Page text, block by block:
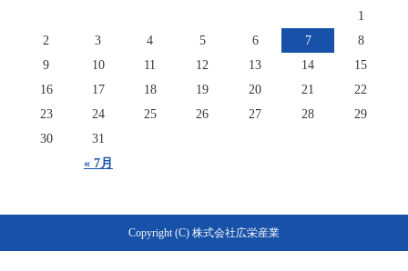
« 7月
1
2
3 4 5 6 7
8
9
10 11 12 13 14
15
16
17 18 19 20 21
22
23
24 25 26 27 28
29
30
31
Copyright (C) 株式会社広栄産業